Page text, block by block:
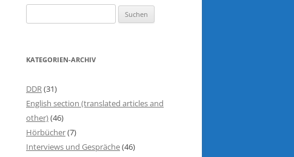
u
h
n
n
c
h
KATEGORIEN-ARCHIV
DDR(31)
English section (translated articles and
other)(46)
Hörbücher(7)
Interviews und Gespräche(46)